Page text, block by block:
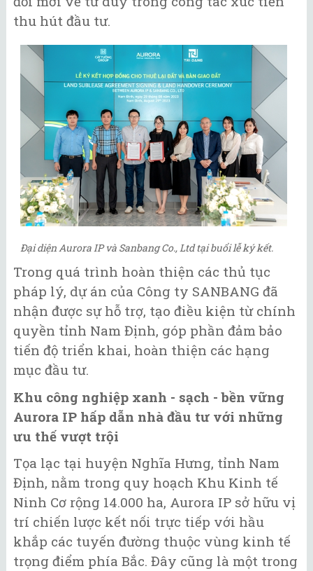
thu hút đầu tư.
Đại diện Aurora IP và Sanbang Co., Ltd tại buổi lễ ký kết.
Trong quá trình hoàn thiện các thủ tục
pháp lý, dự án của Công ty SANBANG đã
nhận được sự hỗ trợ, tạo điều kiện từ chính
quyền tỉnh Nam Định, góp phần đảm bảo
tiến độ triển khai, hoàn thiện các hạng
mục đầu tư.
Khu công nghiệp xanh - sạch - bền vững
Aurora IP hấp dẫn nhà đầu tư với những
ưu thế vượt trội
Tọa lạc tại huyện Nghĩa Hưng, tỉnh Nam
Định, nằm trong quy hoạch Khu Kinh tế
Ninh Cơ rộng 14.000 ha, Aurora IP sở hữu vị
trí chiến lược kết nối trực tiếp với hầu
khắp các tuyến đường thuộc vùng kinh tế
trọng điểm phía Bắc. Đây cũng là một trong